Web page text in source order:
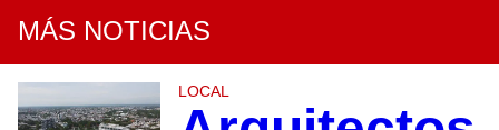
MÁS NOTICIAS
LOCAL